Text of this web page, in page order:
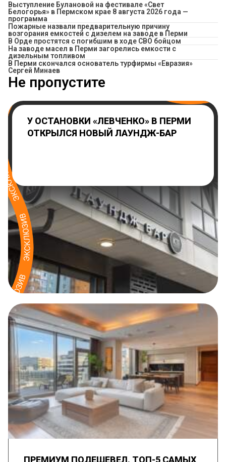
Выступление Булановой на фестивале «Свет
Белогорья» в Пермском крае 8 августа 2026 года —
программа
Пожарные назвали предварительную причину
возгорания емкостей с дизелем на заводе в Перми
В Орде простятся с погибшим в ходе СВО бойцом
На заводе масел в Перми загорелись емкости с
дизельным топливом
В Перми скончался основатель турфирмы «Евразия»
Сергей Минаев
Не пропустите
У ОСТАНОВКИ «ЛЕВЧЕНКО» В ПЕРМИ
ОТКРЫЛСЯ НОВЫЙ ЛАУНДЖ-БАР
ПРЕМИУМ ПОДЕШЕВЕЛ. ТОП-5 САМЫХ